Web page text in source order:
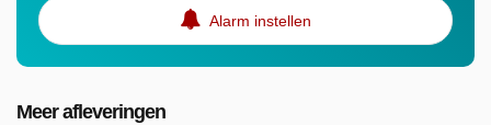
Alarm instellen
Meer afleveringen